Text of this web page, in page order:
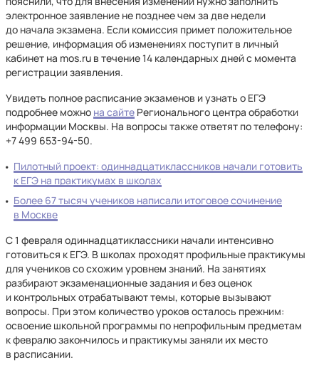
электронное заявление не позднее чем за две недели
до начала экзамена. Если комиссия примет положительное
решение, информация об изменениях поступит в личный
кабинет на mos.ru в течение 14 календарных дней с момента
регистрации заявления.
Увидеть полное расписание экзаменов и узнать о ЕГЭ
подробнее можно на сайте Регионального центра обработки
информации Москвы. На вопросы также ответят по телефону:
+7 499 653-94-50.
Пилотный проект: одиннадцатиклассников начали готовить
к ЕГЭ на практикумах в школах
Более 67 тысяч учеников написали итоговое сочинение
в Москве
С 1 февраля одиннадцатиклассники начали интенсивно
готовиться к ЕГЭ. В школах проходят профильные практикумы
для учеников со схожим уровнем знаний. На занятиях
разбирают экзаменационные задания и без оценок
и контрольных отрабатывают темы, которые вызывают
вопросы. При этом количество уроков осталось прежним:
освоение школьной программы по непрофильным предметам
к февралю закончилось и практикумы заняли их место
в расписании.